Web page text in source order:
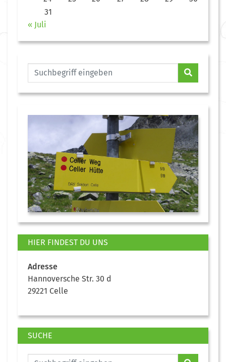
31
« Juli
HIER FINDEST DU UNS
Adresse
Hannoversche Str. 30 d
29221 Celle
SUCHE